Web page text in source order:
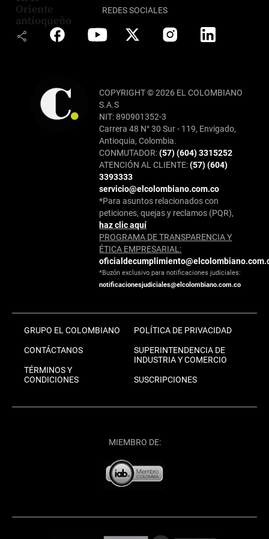
Oriente
antioqueño
share
REDES SOCIALES
COPYRIGHT © 2026 EL COLOMBIANO
S.A.S
NIT: 890901352-3
Carrera 48 N° 30 Sur - 119, Envigado,
Antioquia, Colombia.
CONMUTADOR:(57) (604) 3315252
ATENCIÓN AL CLIENTE:(57) (604)
3393333
servicio@elcolombiano.com.co
*Para asuntos relacionados con
peticiones, quejas y reclamos (PQR),
haz clic aquí
PROGRAMA DE TRANSPARENCIA Y
ÉTICA EMPRESARIAL:
*Buzón exclusivo para notificaciones judiciales:
notificacionesjudiciales@elcolombiano.com.co
GRUPO EL COLOMBIANO
CONTÁCTANOS
TÉRMINOS Y
CONDICIONES
POLÍTICA DE PRIVACIDAD
SUPERINTENDENCIA DE
INDUSTRIA Y COMERCIO
SUSCRIPCIONES
MIEMBRO DE: